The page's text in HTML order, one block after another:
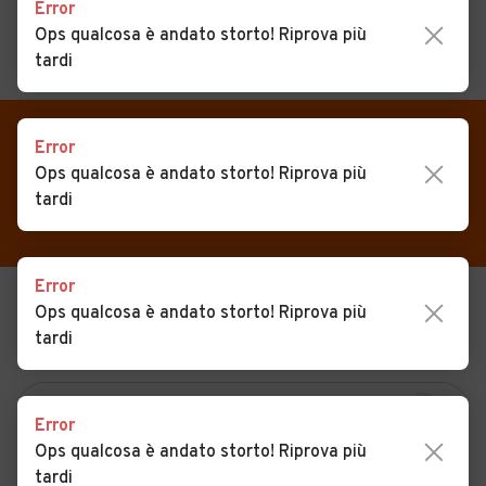
CERCA
Auto
Auto usate
Auto Km 0
Noleggio a lungo termine
Camper
VENDI
MAGAZINE
ACCEDI
Auto usate in vendita
USATO
NUOVO
Error
Ops qualcosa è andato storto! Riprova più
tardi
Error
Ops qualcosa è andato storto! Riprova più
tardi
Error
Ops qualcosa è andato storto! Riprova più
tardi
Error
Ops qualcosa è andato storto! Riprova più
tardi